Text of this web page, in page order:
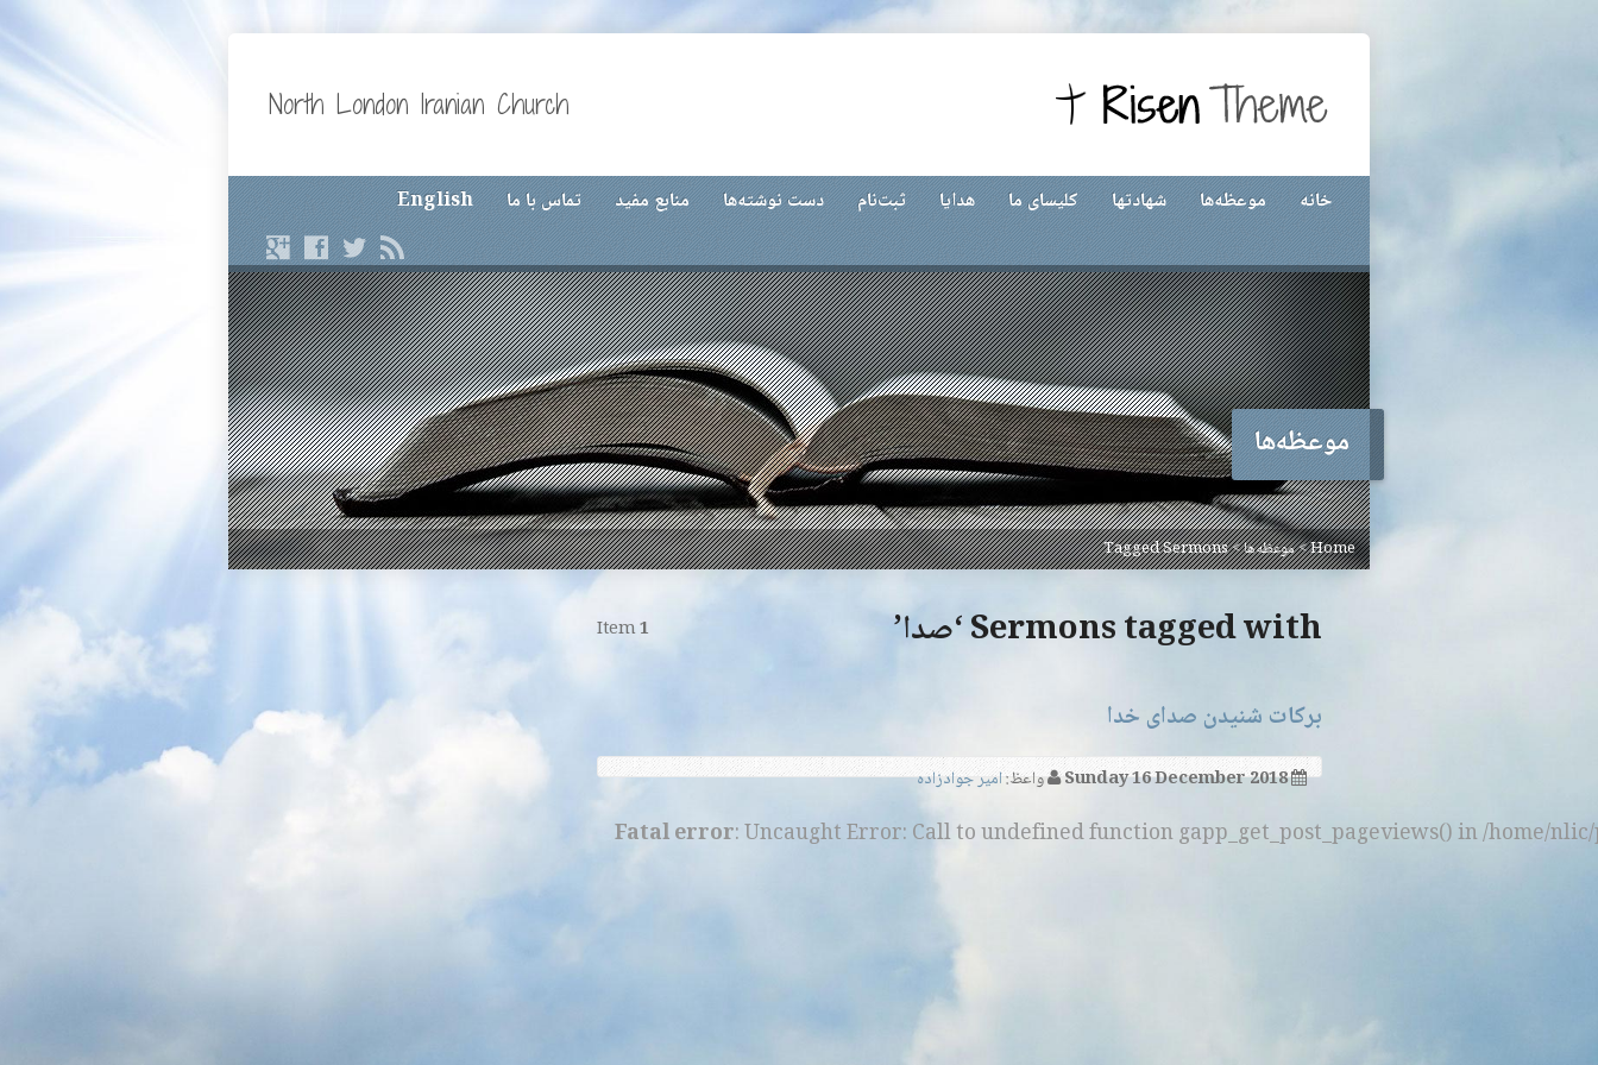
North London Iranian Church
خانه موعظه‌ها شهادتها کلیسای ما هدایا ثبت‌نام دست نوشته‌ها منابع مفید تماس با ما English
موعظه‌ها
Home
>موعظه‌ها>
Tagged Sermons
Sermons tagged with ‘صدا’ 1
برکات شنیدن صدای خدا
Sunday 16 December 2018 واعظ:امیر جوادزاده
Fatal error: Uncaught Error: Call to undefined function gapp_get_post_pageviews() in /